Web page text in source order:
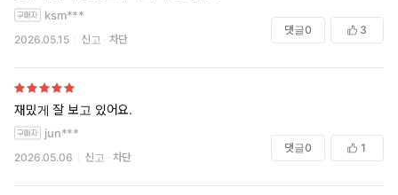
ksm***
2026.05.15 신고 차단
댓글0 3
재밌게 잘 보고 있어요.
jun***
2026.05.06 신고 차단
댓글0 1